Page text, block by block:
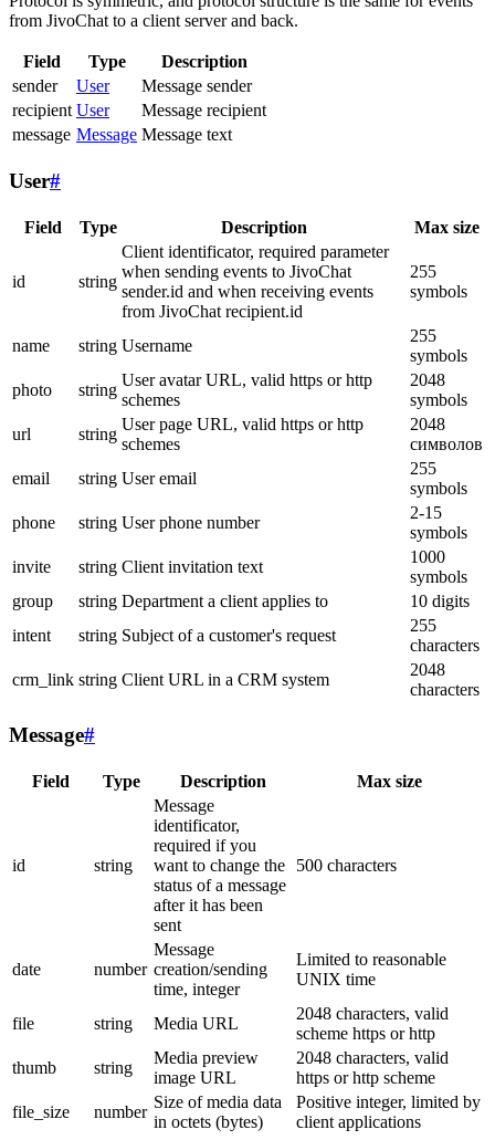
from JivoChat to a client server and back.
Field Type
Description
sender
User
Message sender
recipient User
Message recipient
message Message Message text
User#
Field Type Description Max size
id string
Client identificator, required parameter
when sending events to JivoChat
sender.id and when receiving events
from JivoChat recipient.id
255
symbols
name string Username
255
symbols
photo
string
User avatar URL, valid https or http
schemes
2048
symbols
url
string
User page URL, valid https or http
schemes
2048
символов
email
string User email
255
symbols
phone
string User phone number
2-15
symbols
invite
string Client invitation text
1000
symbols
group
string Department a client applies to
10 digits
intent
string Subject of a customer's request
255
characters
crm_link string Client URL in a CRM system
2048
characters
Message#
Field Type Description Max size
id string
Message
identificator,
required if you
want to change the
status of a message
after it has been
sent
500 characters
date number
Message
creation/sending
time, integer
Limited to reasonable
UNIX time
file string Media URL
2048 characters, valid
scheme https or http
thumb
string
Media preview
image URL
2048 characters, valid
https or http scheme
file_size
number
Size of media data
in octets (bytes)
Positive integer, limited by
client applications